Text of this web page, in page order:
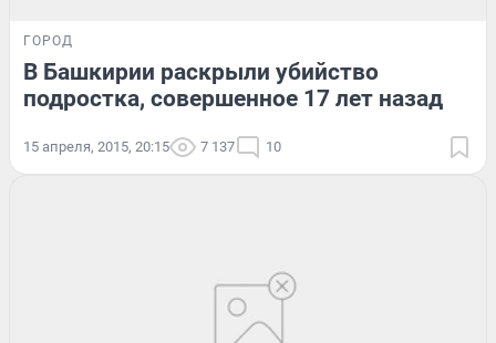
ГОРОД
В Башкирии раскрыли убийство
подростка, совершенное 17 лет назад
15 апреля, 2015, 20:15 7 137 10